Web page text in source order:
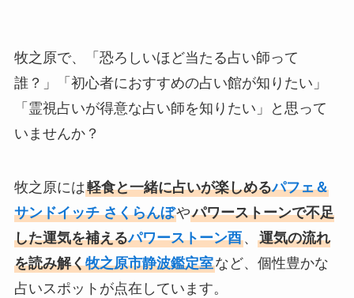
牧之原で、「恐ろしいほど当たる占い師って
誰？」「初心者におすすめの占い館が知りたい」
「霊視占いが得意な占い師を知りたい」と思って
いませんか？
牧之原には軽食と一緒に占いが楽しめるパフェ＆
サンドイッチ さくらんぼやパワーストーンで不足
した運気を補えるパワーストーン酉、 運気の流れ
を読み解く牧之原市静波鑑定室など、個性豊かな
占いスポットが点在しています。